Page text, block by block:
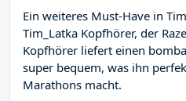
Ein weiteres Must-Have in
Tim_Latka Kopfhörer, der
Kopfhörer liefert einen
super bequem, was ihn
Marathons macht.